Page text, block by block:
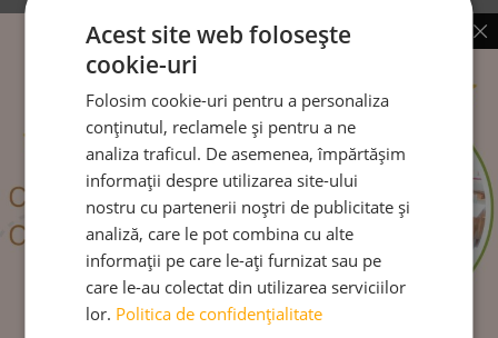
CITEȘTE MAI MULT
Urmărește-ne pe:
Acest site web folosește
cookie-uri
Folosim cookie-uri pentru a personaliza
conținutul, reclamele și pentru a ne
analiza traficul. De asemenea, împărtășim
informații despre utilizarea site-ului
nostru cu partenerii noștri de publicitate și
analiză, care le pot combina cu alte
informații pe care le-ați furnizat sau pe
care le-au colectat din utilizarea serviciilor
lor. Politica de confidențialitate